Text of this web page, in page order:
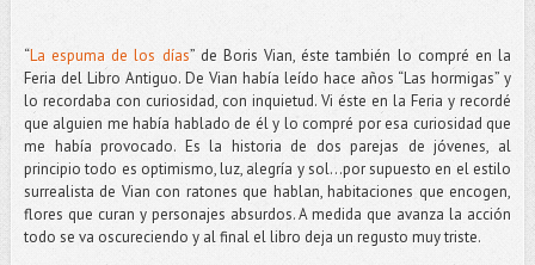
“La espuma de los días” de Boris Vian, éste también lo compré en la
Feria del Libro Antiguo. De Vian había leído hace años “Las hormigas” y
lo recordaba con curiosidad, con inquietud. Vi éste en la Feria y recordé
que alguien me había hablado de él y lo compré por esa curiosidad que
me había provocado. Es la historia de dos parejas de jóvenes, al
principio todo es optimismo, luz, alegría y sol...por supuesto en el estilo
surrealista de Vian con ratones que hablan, habitaciones que encogen,
flores que curan y personajes absurdos. A medida que avanza la acción
todo se va oscureciendo y al final el libro deja un regusto muy triste.